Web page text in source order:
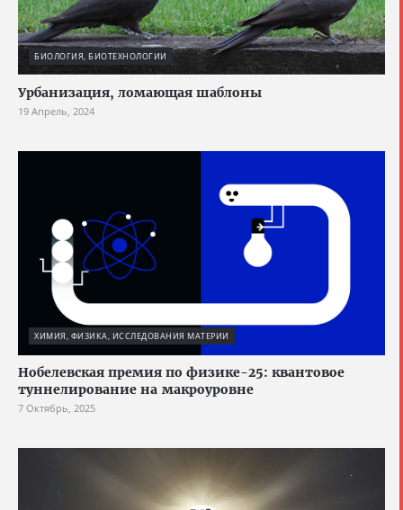
БИОЛОГИЯ, БИОТЕХНОЛОГИИ
Урбанизация, ломающая шаблоны
19 Апрель, 2024
ХИМИЯ, ФИЗИКА, ИССЛЕДОВАНИЯ МАТЕРИИ
Нобелевская премия по физике-25: квантовое
туннелирование на макроуровне
7 Октябрь, 2025